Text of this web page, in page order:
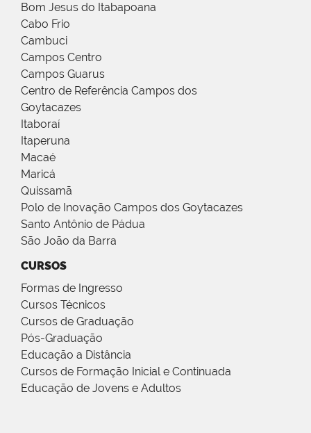
Bom Jesus do Itabapoana
Cabo Frio
Cambuci
Campos Centro
Campos Guarus
Centro de Referência Campos dos
Goytacazes
Itaboraí
Itaperuna
Macaé
Maricá
Quissamã
Polo de Inovação Campos dos Goytacazes
Santo Antônio de Pádua
São João da Barra
CURSOS
Formas de Ingresso
Cursos Técnicos
Cursos de Graduação
Pós-Graduação
Educação a Distância
Cursos de Formação Inicial e Continuada
Educação de Jovens e Adultos